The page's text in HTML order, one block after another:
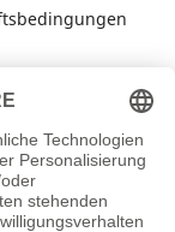
